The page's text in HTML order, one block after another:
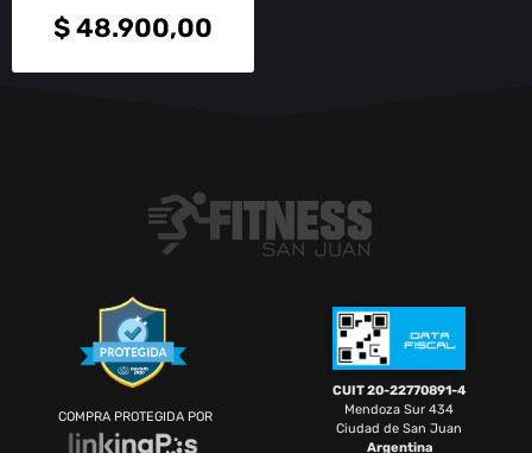
$48.900,00
COMPRA PROTEGIDA POR
CUIT 20-22770891-4
Mendoza Sur 434
Ciudad de San Juan
Argentina